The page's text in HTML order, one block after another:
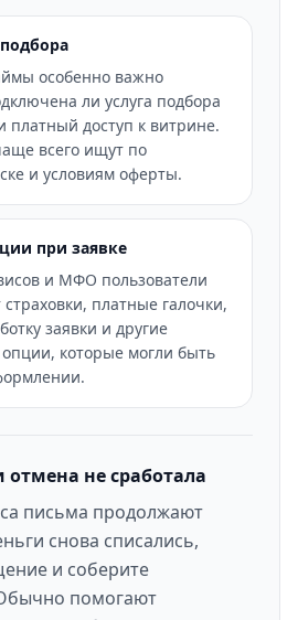
особенно важно
ли услуга подбора
платный доступ к витрине.
всего ищут по
и условиям оферты.
при заявке
и МФО пользователи
платные галочки,
заявки и другие
которые могли быть
отмена не сработала
письма продолжают
снова списались,
и соберите
помогают